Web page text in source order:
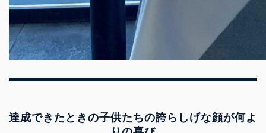
達成できたときの子供たちの誇らしげな顔が何よ